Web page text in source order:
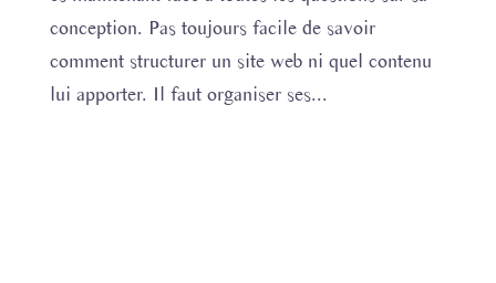
conception. Pas toujours facile de savoir
comment structurer un site web ni quel contenu
lui apporter. Il faut organiser ses...